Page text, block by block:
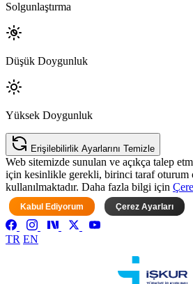
Solgunlaştırma
Düşük Doygunluk
Yüksek Doygunluk
Erişilebilirlik Ayarlarını Temizle
Web sitemizde sunulan ve açıkça talep
için kesinlikle gerekli, birinci taraf oturum
kullanılmaktadır. Daha fazla bilgi için
Kabul Ediyorum Çerez Ayarları
TR EN